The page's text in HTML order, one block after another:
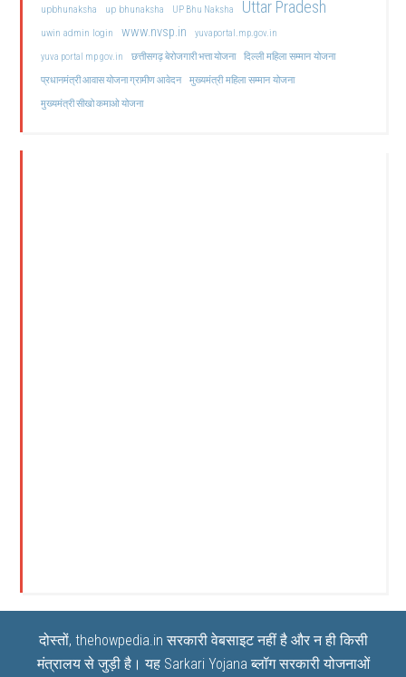
upbhunaksha up bhunaksha UP Bhu Naksha Uttar Pradesh
uwin admin login www.nvsp.in
yuvaportal.mp.gov.in
yuva portal mp gov.in
छत्तीसगढ़ बेरोजगारी भत्ता योजना दिल्ली महिला सम्मान योजना
प्रधानमंत्री आवास योजना ग्रामीण आवेदन मुख्यमंत्री महिला सम्मान योजना
मुख्यमंत्री सीखो कमाओ योजना
दोस्तों, thehowpedia.in सरकारी वेबसाइट नहीं है और न ही किसी
मंत्रालय से जुड़ी है। यह Sarkari Yojana ब्लॉग सरकारी योजनाओं